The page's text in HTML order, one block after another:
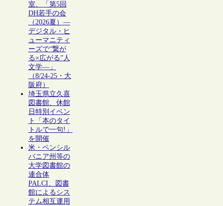
室、「第5回
DH若手の会
（2026夏）―
デジタル・ヒ
ューマニティ
ーズで“繋が
る×広がる”人
文学―」
（8/24-25・大
阪府）
埼玉県立久喜
図書館、休館
日特別イベン
ト「本のタイ
トルで一句!」
を開催
米・ペンシル
バニア州等の
大学図書館の
連合体
PALCI、図書
館によるシス
テム相互運用